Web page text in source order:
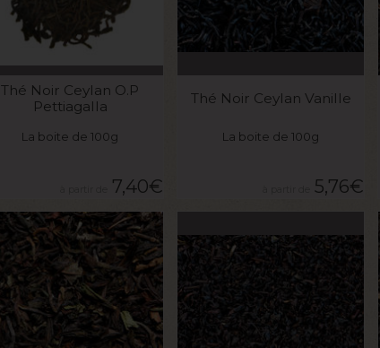
Thé Noir Ceylan O.P
Pettiagalla
La boite de 100g
7,40€
VOIR LE PRODUIT
Thé Noir Ceylan Vanille
La boite de 100g
5,76€